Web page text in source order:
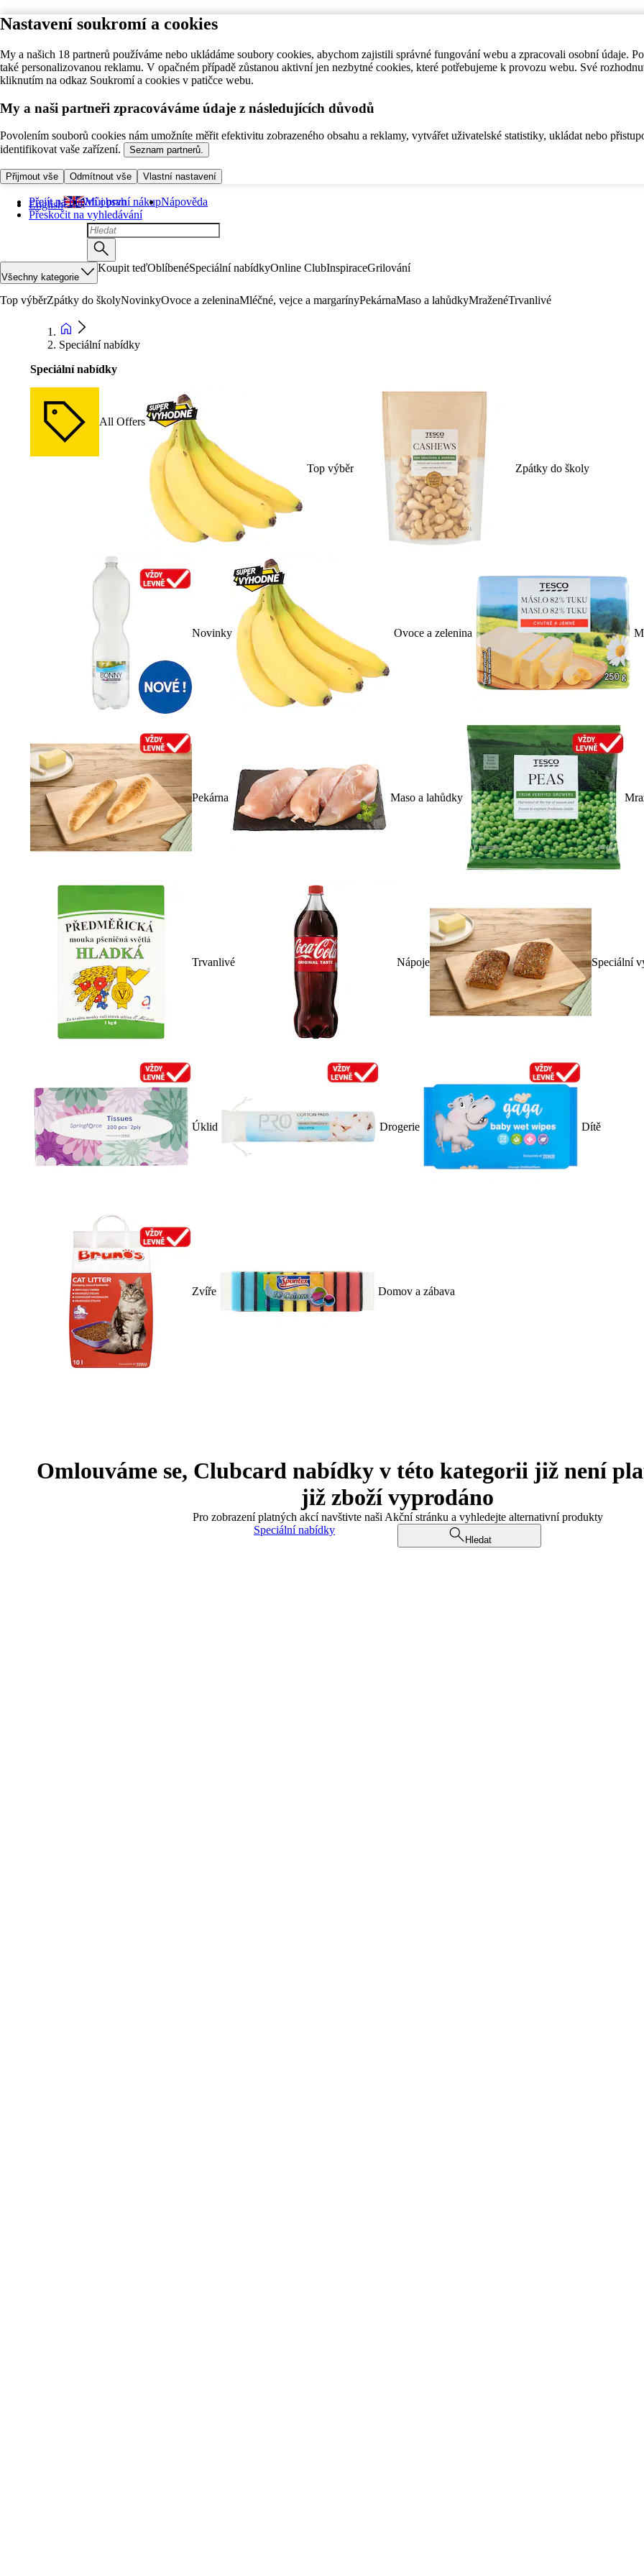
Nastavení soukromí a cookies
My a našich 18 partnerů používáme nebo ukládáme soubory cookies, abychom zajistili správné fungování webu a zpracovali osobní údaje.
také personalizovanou reklamu. V opačném případě zůstanou aktivní jen nezbytné cookies, které potřebujeme k provozu webu. Své
kliknutím na odkaz Soukromí a cookies v patičce webu.
My a naši partneři zpracováváme údaje z následujících důvodů
Povolením souborů cookies nám umožníte měřit efektivitu zobrazeného obsahu a reklamy, vytvářet uživatelské statistiky, ukládat nebo
identifikovat vaše zařízení.
Seznam partnerů.
Přijmout vše Odmítnout vše Vlastní nastavení
Přejít na hlavní obsah
Přeskočit na vyhledávání
English Můj první nákupNápověda
Všechny kategorie
Koupit teďOblíbenéSpeciální nabídkyOnline ClubInspiraceGrilování
Top výběrZpátky do školyNovinkyOvoce a zeleninaMléčné, vejce a margarínyPekárnaMaso a lahůdkyMraženéTrvanlivé
Speciální nabídky
Speciální nabídky
All Offers
Top výběr Zpátky do školy
Novinky Ovoce a zelenina
Pekárna Maso a lahůdky
Trvanlivé Nápoje Speciální
Úklid Drogerie Dítě
Zvíře Domov a zábava
Omlouváme se, Clubcard nabídky v této kategorii již není
již zboží vyprodáno
Pro zobrazení platných akcí navštivte naši Akční stránku a vyhledejte alternativní produkty
Speciální nabídky
Hledat